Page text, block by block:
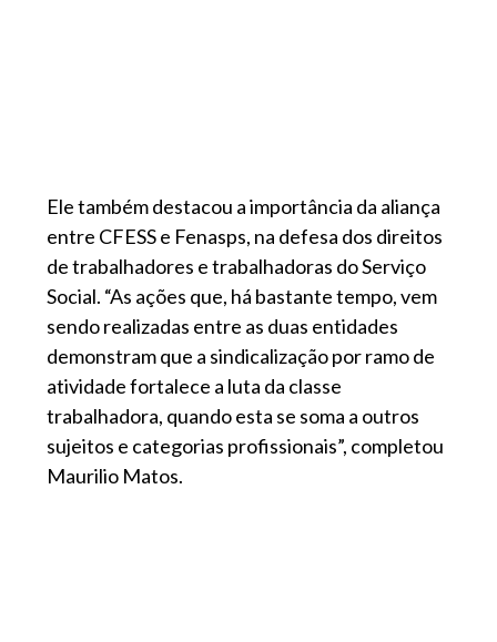
Ele também destacou a importância da aliança
entre CFESS e Fenasps, na defesa dos direitos
de trabalhadores e trabalhadoras do Serviço
Social. “As ações que, há bastante tempo, vem
sendo realizadas entre as duas entidades
demonstram que a sindicalização por ramo de
atividade fortalece a luta da classe
trabalhadora, quando esta se soma a outros
sujeitos e categorias profissionais”, completou
Maurilio Matos.